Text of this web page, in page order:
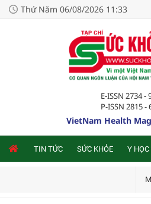
Thứ Năm 06/08/2026 11:33
E-ISSN 2734 -
P-ISSN 2815 -
VietNam Health
TIN TỨC SỨC KHỎE Y HỌC